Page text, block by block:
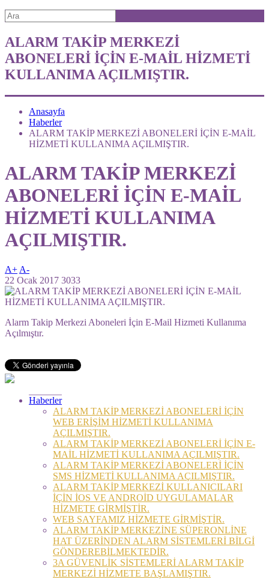
ALARM TAKİP MERKEZİ
ABONELERİ İÇİN E-MAİL HİZMETİ
KULLANIMA AÇILMIŞTIR.
Anasayfa
Haberler
ALARM TAKİP MERKEZİ ABONELERİ İÇİN E-MAİL
HİZMETİ KULLANIMA AÇILMIŞTIR.
ALARM TAKİP MERKEZİ
ABONELERİ İÇİN E-MAİL
HİZMETİ KULLANIMA
AÇILMIŞTIR.
A+ A-
22 Ocak 2017 3033
Alarm Takip Merkezi Aboneleri İçin E-Mail Hizmeti Kullanıma
Açılmıştır.
Haberler
ALARM TAKİP MERKEZİ ABONELERİ İÇİN
WEB ERİŞİM HİZMETİ KULLANIMA
AÇILMIŞTIR.
ALARM TAKİP MERKEZİ ABONELERİ İÇİN E-
MAİL HİZMETİ KULLANIMA AÇILMIŞTIR.
ALARM TAKİP MERKEZİ ABONELERİ İÇİN
SMS HİZMETİ KULLANIMA AÇILMIŞTIR.
ALARM TAKİP MERKEZİ KULLANICILARI
İÇİN İOS VE ANDROİD UYGULAMALAR
HİZMETE GİRMİŞTİR.
WEB SAYFAMIZ HİZMETE GİRMİŞTİR.
ALARM TAKİP MERKEZİNE SÜPERONLİNE
HAT ÜZERİNDEN ALARM SİSTEMLERİ BİLGİ
GÖNDEREBİLMEKTEDİR.
3A GÜVENLİK SİSTEMLERİ ALARM TAKİP
MERKEZİ HİZMETE BAŞLAMIŞTIR.